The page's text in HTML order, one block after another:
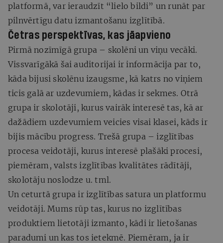
platformā, var ieraudzīt “lielo bildi” un runāt par
pilnvērtīgu datu izmantošanu izglītībā.
Četras perspektīvas, kas jāapvieno
Pirmā nozīmīgā grupa – skolēni un viņu vecāki.
Vissvarīgākā šai auditorijai ir informācija par to,
kāda bijusi skolēnu izaugsme, kā katrs no viņiem
ticis galā ar uzdevumiem, kādas ir sekmes. Otrā
grupa ir skolotāji, kurus vairāk interesē tas, kā ar
dažādiem uzdevumiem veicies visai klasei, kāds ir
bijis mācību progress. Trešā grupa – izglītības
procesa veidotāji, kurus interesē plašāki procesi,
piemēram, valsts izglītības kvalitātes rādītāji,
skolotāju noslodze u. tml.
Un ceturtā grupa ir izglītības satura un platformu
veidotāji. Mums rūp tas, kurus no izglītības
produktiem lietotāji izmanto, kādi ir lietošanas
paradumi un kas tos ietekmē. Piemēram, ja ir